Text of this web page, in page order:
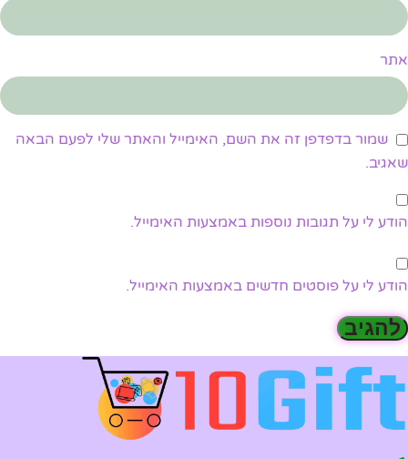
אתר
שמור בדפדפן זה את השם, האימייל והאתר שלי לפעם הבאה
שאגיב.
הודע לי על תגובות נוספות באמצעות האימייל.
הודע לי על פוסטים חדשים באמצעות האימייל.